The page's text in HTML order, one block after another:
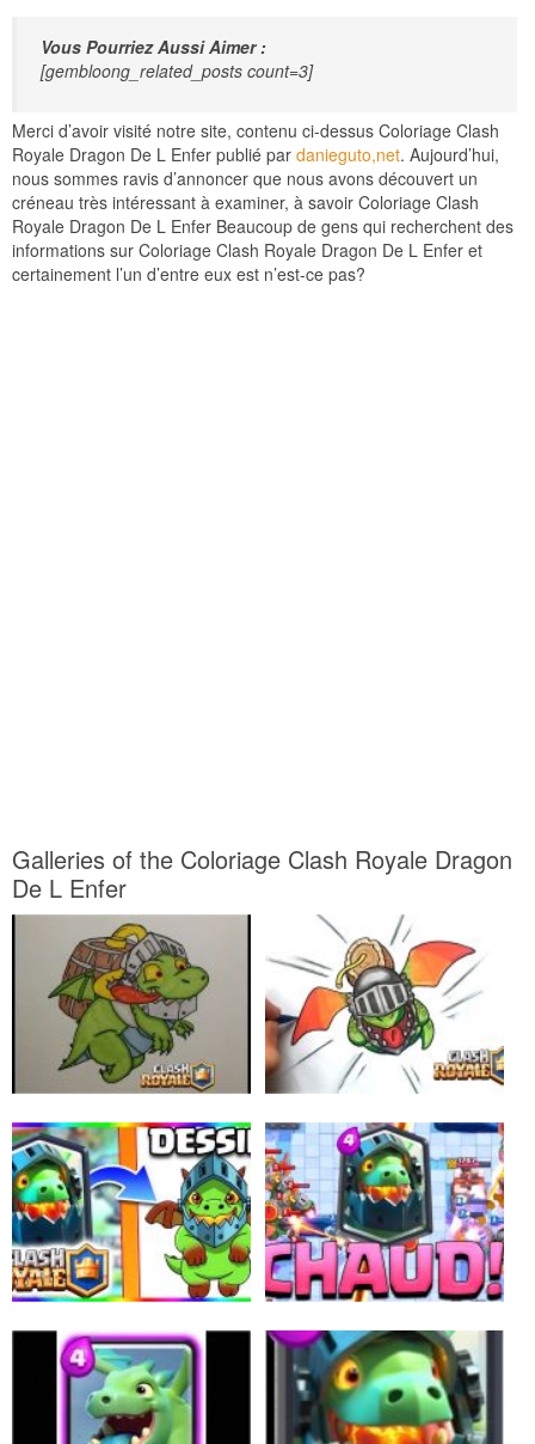
Vous Pourriez Aussi Aimer :
[gembloong_related_posts count=3]
Merci d’avoir visité notre site, contenu ci-dessus Coloriage Clash
Royale Dragon De L Enfer publié par danieguto,net. Aujourd’hui,
nous sommes ravis d’annoncer que nous avons découvert un
créneau très intéressant à examiner, à savoir Coloriage Clash
Royale Dragon De L Enfer Beaucoup de gens qui recherchent des
informations sur Coloriage Clash Royale Dragon De L Enfer et
certainement l’un d’entre eux est n’est-ce pas?
Galleries of the Coloriage Clash Royale Dragon
De L Enfer